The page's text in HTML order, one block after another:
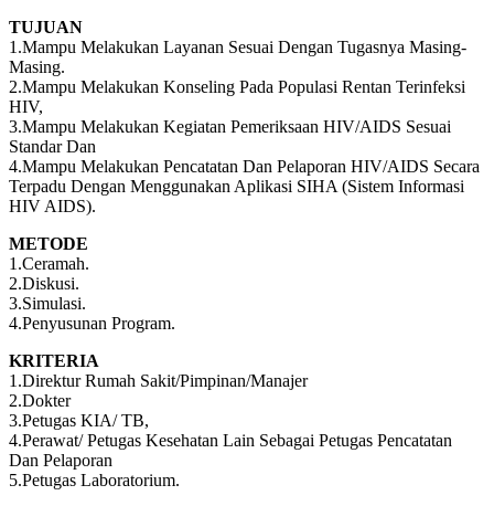
TUJUAN
1.Mampu Melakukan Layanan Sesuai Dengan Tugasnya Masing-
Masing.
2.Mampu Melakukan Konseling Pada Populasi Rentan Terinfeksi
HIV,
3.Mampu Melakukan Kegiatan Pemeriksaan HIV/AIDS Sesuai
Standar Dan
4.Mampu Melakukan Pencatatan Dan Pelaporan HIV/AIDS Secara
Terpadu Dengan Menggunakan Aplikasi SIHA (Sistem Informasi
HIV AIDS).
METODE
1.Ceramah.
2.Diskusi.
3.Simulasi.
4.Penyusunan Program.
KRITERIA
1.Direktur Rumah Sakit/Pimpinan/Manajer
2.Dokter
3.Petugas KIA/ TB,
4.Perawat/ Petugas Kesehatan Lain Sebagai Petugas Pencatatan
Dan Pelaporan
5.Petugas Laboratorium.